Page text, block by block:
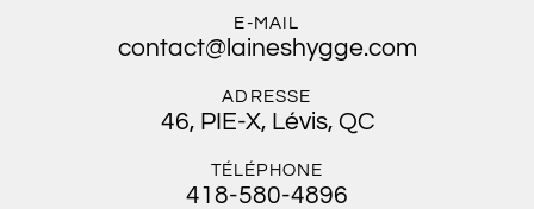
E-MAIL
contact@laineshygge.com
ADRESSE
46, PIE-X, Lévis, QC
TÉLÉPHONE
418-580-4896